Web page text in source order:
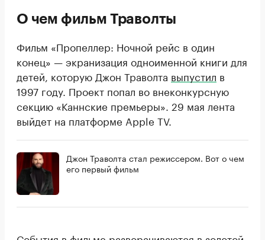
О чем фильм Траволты
Фильм «Пропеллер: Ночной рейс в один
конец» — экранизация одноименной книги для
детей, которую Джон Траволта выпустил в
1997 году. Проект попал во внеконкурсную
секцию «Каннские премьеры». 29 мая лента
выйдет на платформе Apple TV.
Джон Траволта стал режиссером. Вот о чем
его первый фильм